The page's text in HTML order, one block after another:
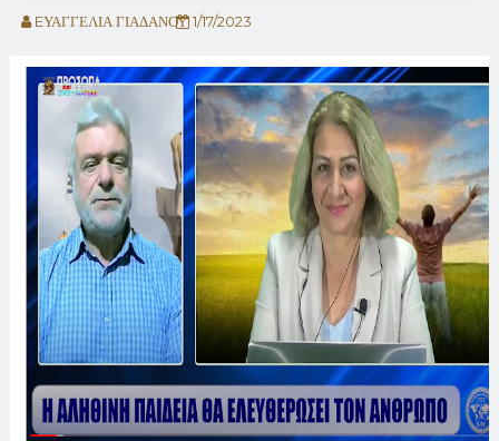
EΥΑΓΓΕΛΙΑ ΓΙΑΔΑΝΟΥ 1/17/2023